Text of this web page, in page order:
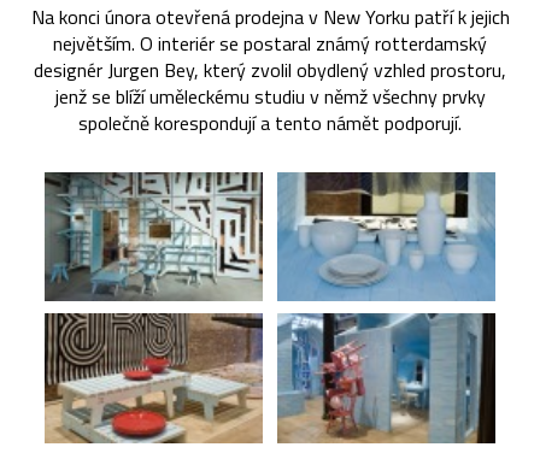
Na konci února otevřená prodejna v New Yorku patří k jejich
největším. O interiér se postaral známý rotterdamský
designér Jurgen Bey, který zvolil obydlený vzhled prostoru,
jenž se blíží uměleckému studiu v němž všechny prvky
společně korespondují a tento námět podporují.